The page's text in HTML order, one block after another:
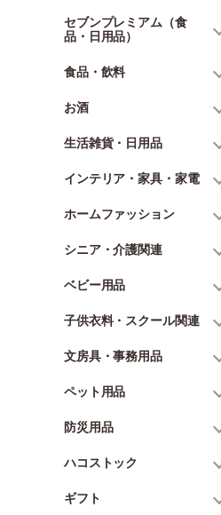
セブンプレミアム（食
品・日用品）
食品・飲料
お酒
生活雑貨・日用品
インテリア・家具・家電
ホームファッション
シニア・介護関連
ベビー用品
子供衣料・スクール関連
文房具・事務用品
ペット用品
防災用品
ハコストック
ギフト